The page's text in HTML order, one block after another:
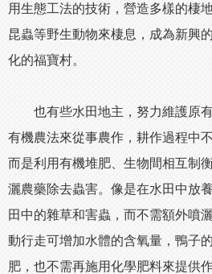
用生態工法的技術，營造多樣的棲
昆蟲等野生動物來棲息，成為新興
化的福寶村。
也有些水田地主，努力維護原有
有機農法來從事農作，耕作過程中
而是利用有機堆肥、生物間相互制
灑農藥除去蟲害。像是在水田中放
田中的雜草和害蟲，而不需額外噴
動行走可增加水體的含氧量，鴨子
肥，也不需再施用化學肥料來提供